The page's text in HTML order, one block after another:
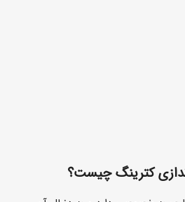
مزایای آن کار بهره مند شوند. راه